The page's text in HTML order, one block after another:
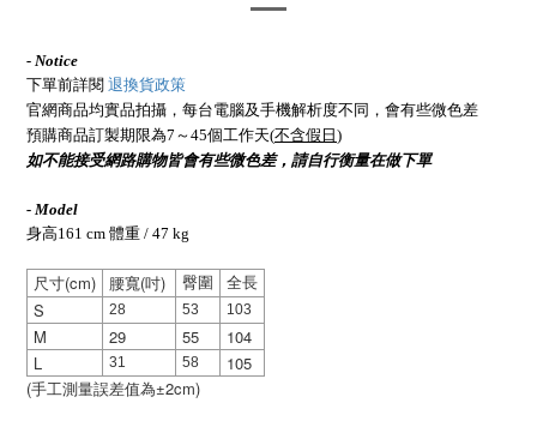
- Notice
下單前詳閱 退換貨政策
官網商品均實品拍攝，每台電腦及手機解析度不同，會有些微色差
預購商品訂製期限為7～45個工作天(不含假日 )
如不能接受網路購物皆會有些微色差，請自行衡量在做下單
- Model
身高161 cm 體重 / 47 kg
尺寸(cm) 腰寬(吋) 臀圍 全長
S 28 53 103
M 29 55
104
L
31 58
105
(手工測量誤差值為±2cm)